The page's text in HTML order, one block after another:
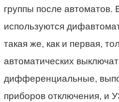
группы после
используются
такая же, как и первая,
автоматических
дифференциальные,
приборов отключения, и